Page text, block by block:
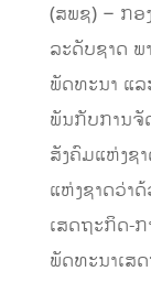
(ສພຊ) – ກອ
ລະດັບຊາດ
ພັດທະນາ ແລ
ພັນກັບການຈັ
ສັງຄົມແຫ່ງຊ
ແຫ່ງຊາດວ່າ
ເສດຖະກິດ-ກ
ພັດທະນາເສ